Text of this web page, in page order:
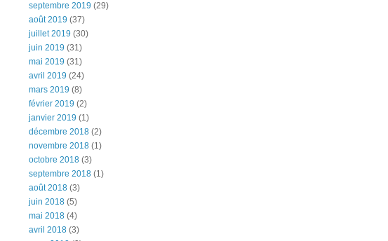
septembre 2019 (29)
août 2019 (37)
juillet 2019 (30)
juin 2019 (31)
mai 2019 (31)
avril 2019 (24)
mars 2019 (8)
février 2019 (2)
janvier 2019 (1)
décembre 2018 (2)
novembre 2018 (1)
octobre 2018 (3)
septembre 2018 (1)
août 2018 (3)
juin 2018 (5)
mai 2018 (4)
avril 2018 (3)